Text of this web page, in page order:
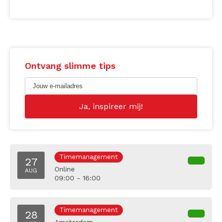
Ontvang slimme tips
27
AUG
Timemanagement
Online
09:00 - 16:00
28 Timemanagement